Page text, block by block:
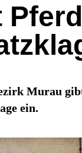
Murau
ein.